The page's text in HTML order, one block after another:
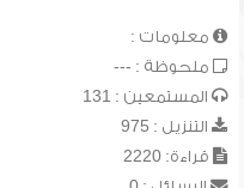
معلومات :
ملحوظة : ---
المستمعين : 131
التنزيل : 975
قراءة: 2220